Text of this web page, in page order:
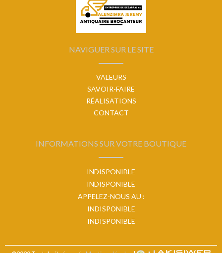
NAVIGUER SUR LE SITE
VALEURS
SAVOIR-FAIRE
RÉALISATIONS
CONTACT
INFORMATIONS SUR VOTRE BOUTIQUE
INDISPONIBLE
INDISPONIBLE
APPELEZ-NOUS AU :
INDISPONIBLE
INDISPONIBLE